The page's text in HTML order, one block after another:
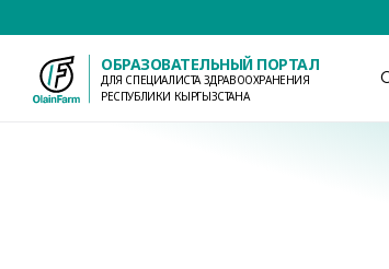
ОБРАЗОВАТЕЛЬНЫЙ ПОРТАЛ
ДЛЯ СПЕЦИАЛИСТА ЗДРАВООХРАНЕНИЯ
РЕСПУБЛИКИ КЫРГЫЗСТАНА